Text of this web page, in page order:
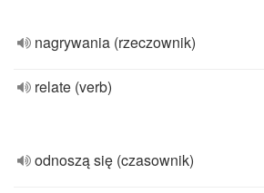
nagrywania (rzeczownik)
relate (verb)
odnoszą się (czasownik)